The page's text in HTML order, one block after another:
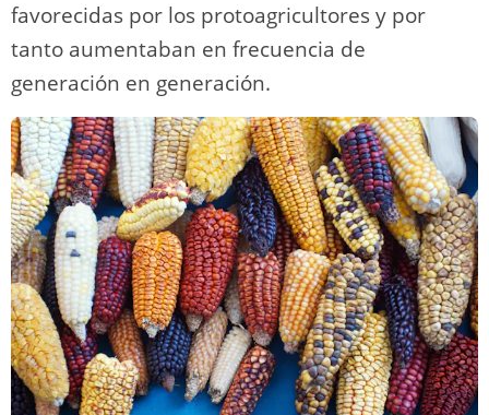
favorecidas por los protoagricultores y por
tanto aumentaban en frecuencia de
generación en generación.